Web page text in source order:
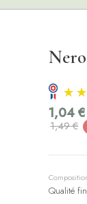
1,04 €
1,49 €
Qualité